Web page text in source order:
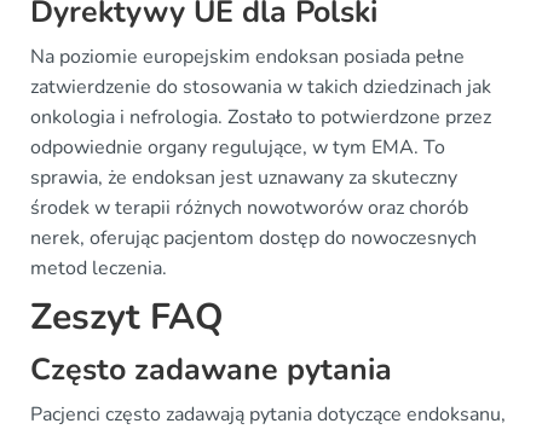
Dyrektywy UE dla Polski
Na poziomie europejskim endoksan posiada pełne
zatwierdzenie do stosowania w takich dziedzinach jak
onkologia i nefrologia. Zostało to potwierdzone przez
odpowiednie organy regulujące, w tym EMA. To
sprawia, że endoksan jest uznawany za skuteczny
środek w terapii różnych nowotworów oraz chorób
nerek, oferując pacjentom dostęp do nowoczesnych
metod leczenia.
Zeszyt FAQ
Często zadawane pytania
Pacjenci często zadawają pytania dotyczące endoksanu,